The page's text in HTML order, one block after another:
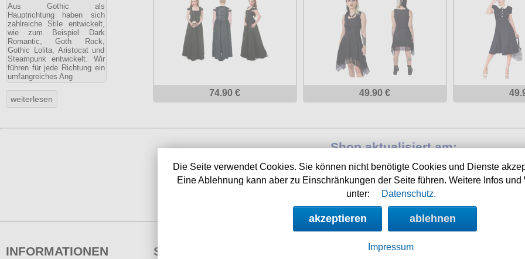
Aus Gothic als
Hauptrichtung haben sich
zahlreiche Stile entwickelt,
wie zum Beispiel Dark
Romantic, Goth Rock,
Gothic Lolita, Aristocat und
Steampunk entwickelt. Wir
führen für jede Richtung ein
umfangreiches Ang
74.90 € 49.90 €
Shop aktualisiert am:
08.08.2026
Nächste Auslieferung in:
22h 48m 13s
INFORMATIONEN SERVICE NEWSLETTER
Die Seite verwendet Cookies. Sie können nicht benötigte Cookies und Dienste
Eine Ablehnung kann aber zu Einschränkungen der Seite führen. Weitere Infos
unter:
Datenschutz.
akzeptieren ablehnen
Impressum